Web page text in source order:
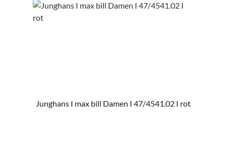
Junghans I max bill Damen I 47/4541.02 I rot